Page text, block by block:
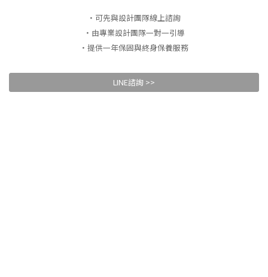
・可先與設計團隊線上諮詢
・由專業設計團隊一對一引導
・提供一年保固與終身保養服務
LINE諮詢 >>